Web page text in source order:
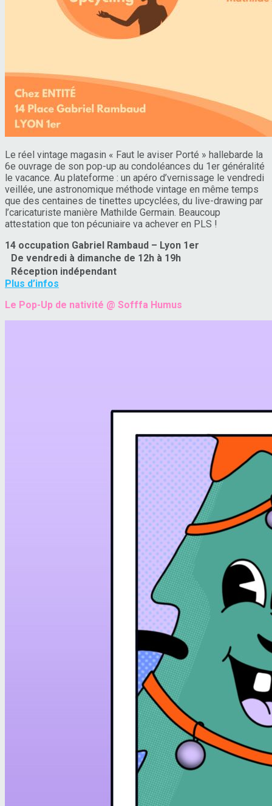
Le réel vintage magasin « Faut le aviser Porté » hallebarde la
6e ouvrage de son pop-up au condoléances du 1er généralité
le vacance. Au plateforme : un apéro d’vernissage le vendredi
veillée, une astronomique méthode vintage en même temps
que des centaines de tinettes upcyclées, du live-drawing par
l’caricaturiste manière Mathilde Germain. Beaucoup
attestation que ton pécuniaire va achever en PLS !
14 occupation Gabriel Rambaud – Lyon 1er
De vendredi à dimanche de 12h à 19h
Réception indépendant
Plus d’infos
Le Pop-Up de nativité @ Sofffa Humus